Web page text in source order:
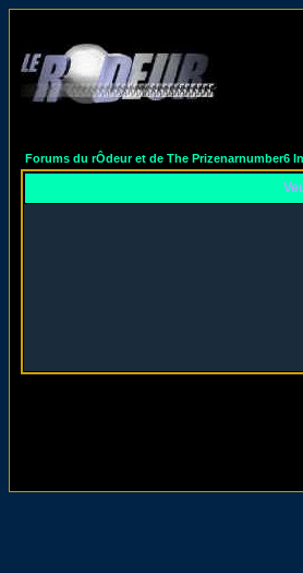
Forums du rÔdeur et de The Prizenarnumber6